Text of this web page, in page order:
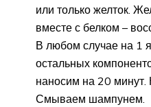
или только желток.
вместе с белком –
В любом случае на 1
остальных
наносим на 20 минут.
Смываем шампунем.